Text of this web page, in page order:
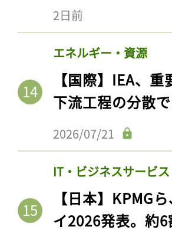
2日前
エネルギー・資源
【国際】IEA、
下流工程の分散
2026/07/21
IT・ビジネスサービス
【日本】KPMG
イ2026発表。約